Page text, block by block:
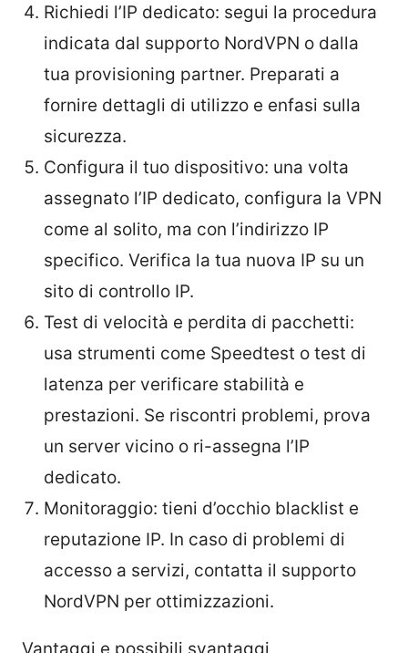
Richiedi l’IP dedicato: segui la procedura
indicata dal supporto NordVPN o dalla
tua provisioning partner. Preparati a
fornire dettagli di utilizzo e enfasi sulla
sicurezza.
Configura il tuo dispositivo: una volta
assegnato l’IP dedicato, configura la VPN
come al solito, ma con l’indirizzo IP
specifico. Verifica la tua nuova IP su un
sito di controllo IP.
Test di velocità e perdita di pacchetti:
usa strumenti come Speedtest o test di
latenza per verificare stabilità e
prestazioni. Se riscontri problemi, prova
un server vicino o ri-assegna l’IP
dedicato.
Monitoraggio: tieni d’occhio blacklist e
reputazione IP. In caso di problemi di
accesso a servizi, contatta il supporto
NordVPN per ottimizzazioni.
Vantaggi e possibili svantaggi